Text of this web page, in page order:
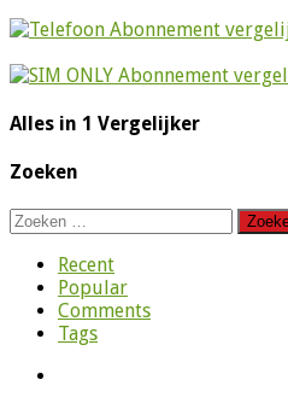
Alles in 1 Vergelijker
Zoeken
Zoeken
Recent
Popular
Comments
Tags